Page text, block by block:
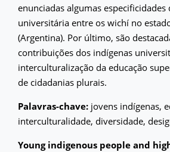
enunciadas algumas especificidades
universitária entre os wichí no
(Argentina). Por último, são
contribuições dos indígenas
interculturalização da educação
de cidadanias plurais.
Palavras-chave: jovens indígenas,
interculturalidade, diversidade,
Young indigenous people and